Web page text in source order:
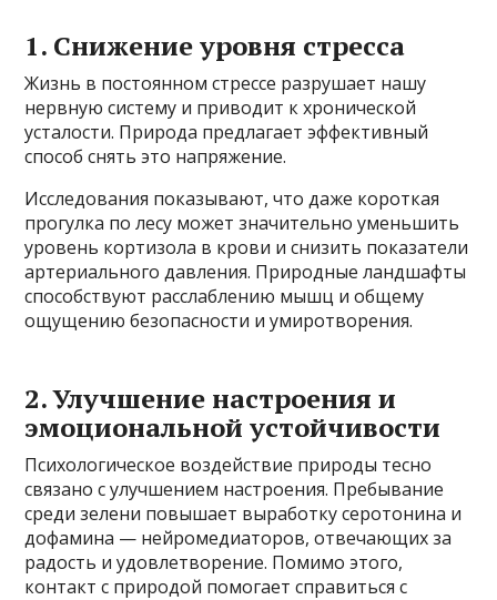
1. Снижение уровня стресса
Жизнь в постоянном стрессе разрушает нашу
нервную систему и приводит к хронической
усталости. Природа предлагает эффективный
способ снять это напряжение.
Исследования показывают, что даже короткая
прогулка по лесу может значительно уменьшить
уровень кортизола в крови и снизить показатели
артериального давления. Природные ландшафты
способствуют расслаблению мышц и общему
ощущению безопасности и умиротворения.
2. Улучшение настроения и
эмоциональной устойчивости
Психологическое воздействие природы тесно
связано с улучшением настроения. Пребывание
среди зелени повышает выработку серотонина и
дофамина — нейромедиаторов, отвечающих за
радость и удовлетворение. Помимо этого,
контакт с природой помогает справиться с